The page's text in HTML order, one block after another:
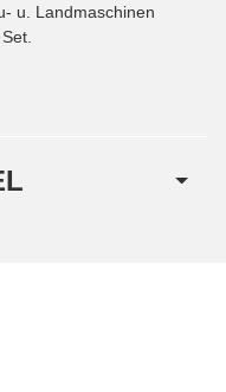
u. Landmaschinen